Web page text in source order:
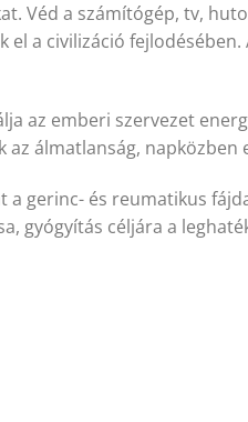
Véd a számítógép, tv,
a civilizáció
az emberi szervezet
az álmatlanság,
gerinc- és reumatikus
gyógyítás céljára a